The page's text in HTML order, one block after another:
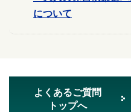
について
よくあるご質問
トップへ